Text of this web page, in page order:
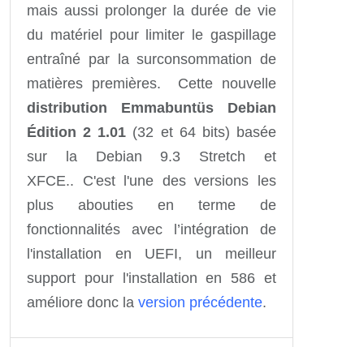
mais aussi prolonger la durée de vie
du matériel pour limiter le gaspillage
entraîné par la surconsommation de
matières premières. Cette nouvelle
distribution Emmabuntüs Debian
Édition 2 1.01 (32 et 64 bits) basée
sur la Debian 9.3 Stretch et
XFCE.. C'est l'une des versions les
plus abouties en terme de
fonctionnalités avec l’intégration de
l'installation en UEFI, un meilleur
support pour l'installation en 586 et
améliore donc la version précédente.